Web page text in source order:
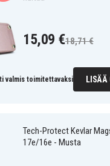
15,09 €18,71 €
valmis toimitettavaksi LISÄÄ
Tech-Protect Kevlar
17e/16e - Musta